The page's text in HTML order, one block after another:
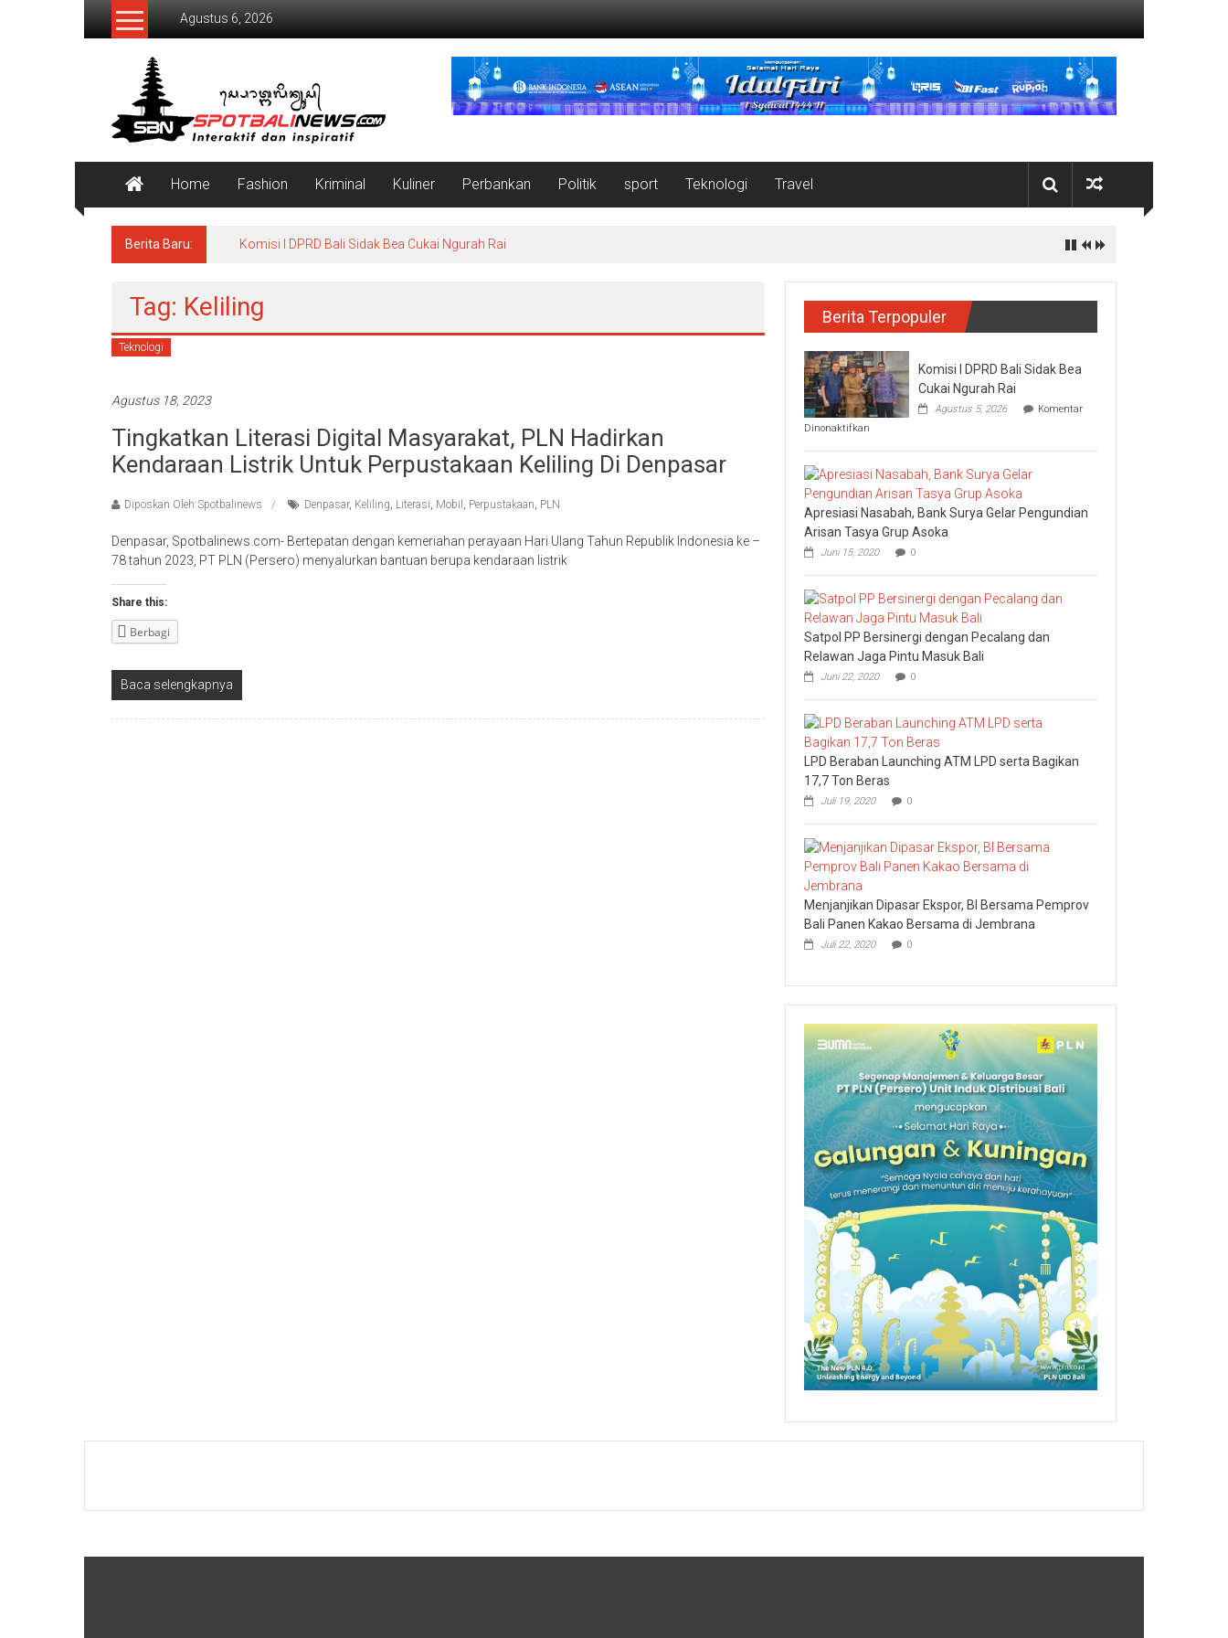
Lompat
Agustus 6, 2026
SpotBaliNews
Home Fashion Kriminal Kuliner Perbankan Politik sport Teknologi Travel
Berita Baru: Komisi I DPRD Bali Sidak Bea Cukai Ngurah Rai
Tag: Keliling
Teknologi
Agustus 18, 2023
Tingkatkan Literasi Digital Masyarakat, PLN Hadirkan
Kendaraan Listrik Untuk Perpustakaan Keliling Di Denpasar
Diposkan Oleh:Spotbalinews Denpasar, Keliling, Literasi, Mobil , Perpustakaan, PLN
Denpasar, Spotbalinews.com- Bertepatan dengan kemeriahan perayaan Hari Ulang Tahun Republik Indonesia ke –
78 tahun 2023, PT PLN (Persero) menyalurkan bantuan berupa kendaraan listrik
Share this:
Berbagi
Baca selengkapnya
Berita Terpopuler
Komisi I DPRD Bali Sidak Bea
Cukai Ngurah Rai
Agustus 5, 2026
Komentar
Dinonaktifkan
I
DPRD
Bali
Sidak
Bea
Cukai
Ngurah
Rai
Apresiasi Nasabah, Bank Surya Gelar Pengundian
Arisan Tasya Grup Asoka
Juni 15, 2020 0
Satpol PP Bersinergi dengan Pecalang dan
Relawan Jaga Pintu Masuk Bali
Juni 22, 2020 0
LPD Beraban Launching ATM LPD serta Bagikan
17,7 Ton Beras
Juli 19, 2020 0
Menjanjikan Dipasar Ekspor, BI Bersama Pemprov
Bali Panen Kakao Bersama di Jembrana
Juli 22, 2020 0